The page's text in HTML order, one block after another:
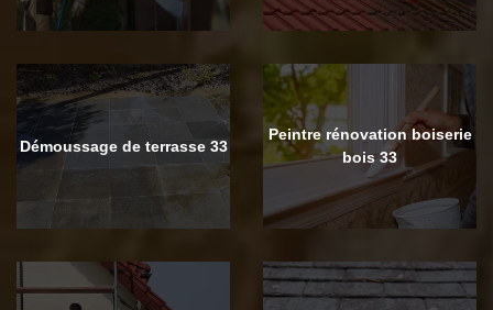
Démoussage de terrasse 33
Peintre rénovation boiserie
bois 33